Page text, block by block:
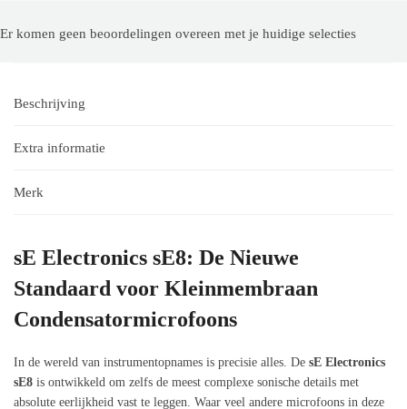
Er komen geen beoordelingen overeen met je huidige selecties
Beschrijving
Extra informatie
Merk
sE Electronics sE8: De Nieuwe
Standaard voor Kleinmembraan
Condensatormicrofoons
In de wereld van instrumentopnames is precisie alles. De sE Electronics
sE8 is ontwikkeld om zelfs de meest complexe sonische details met
absolute eerlijkheid vast te leggen. Waar veel andere microfoons in deze